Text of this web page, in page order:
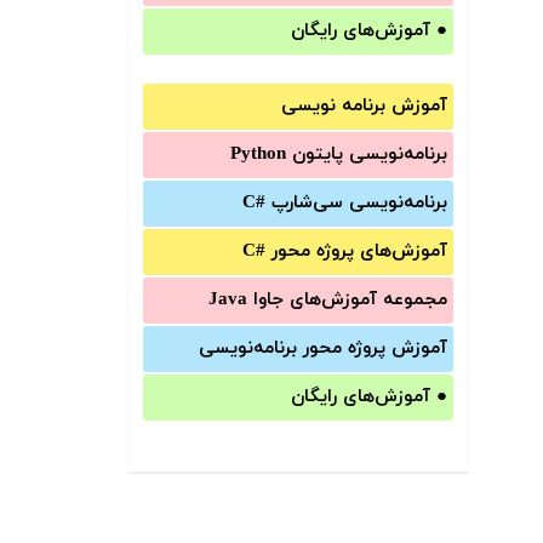
● آموزش‌های رایگان
آموزش برنامه نویسی
برنامه‌نویسی پایتون Python
برنامه‌‌نویسی سی‌شارپ C#‎
آموزش‌های پروژه محور #C
مجموعه آموزش‌های جاوا Java
آموزش‌ پروژه محور برنامه‌نویسی
● آموزش‌های رایگان